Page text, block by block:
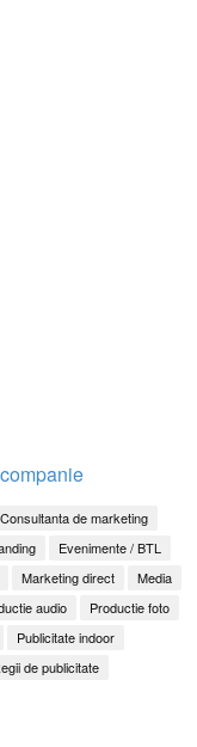
Consultanta de marketing
Evenimente / BTL
Marketing direct
Media
audio
Productie foto
Publicitate indoor
de publicitate